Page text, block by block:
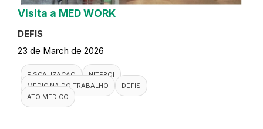
Visita a MED WORK
DEFIS
23 de March de 2026
FISCALIZACAO
NITEROI
MEDICINA DO TRABALHO
DEFIS
ATO MEDICO